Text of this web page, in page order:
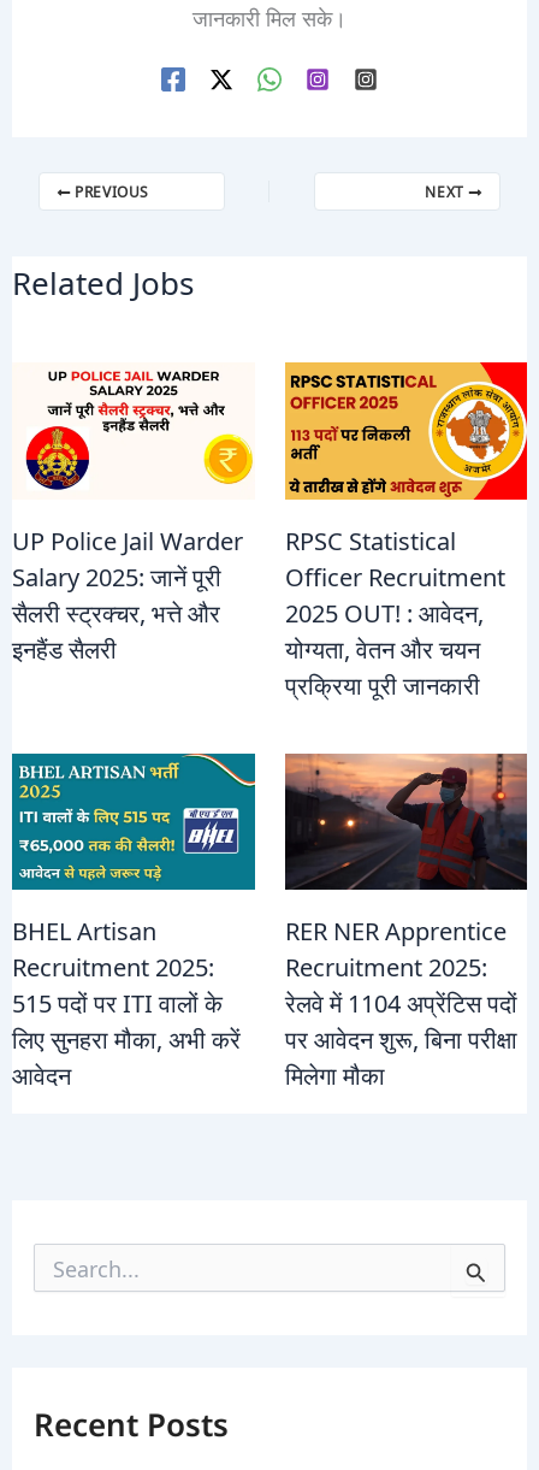
जानकारी मिल सके।
PREVIOUS NEXT
Related Jobs
UP Police Jail Warder
Salary 2025: जानें पूरी
सैलरी स्ट्रक्चर, भत्ते और
इनहैंड सैलरी
RPSC Statistical
Officer Recruitment
2025 OUT! : आवेदन,
योग्यता, वेतन और चयन
प्रक्रिया पूरी जानकारी
BHEL Artisan
Recruitment 2025:
515 पदों पर ITI वालों के
लिए सुनहरा मौका, अभी करें
आवेदन
RER NER Apprentice
Recruitment 2025:
रेलवे में 1104 अप्रेंटिस पदों
पर आवेदन शुरू, बिना परीक्षा
मिलेगा मौका
e
f
oRecent Posts